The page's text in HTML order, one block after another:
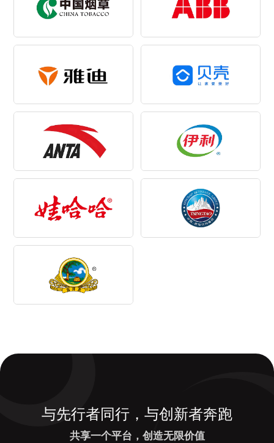
与先行者同行，与创新者奔跑
共享一个平台，创造无限价值